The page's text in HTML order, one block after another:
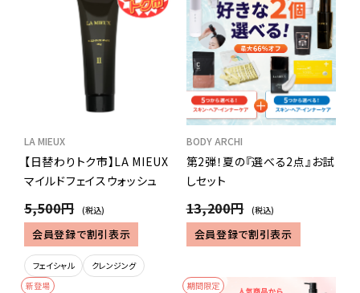
LA MIEUX
【日替わりトク市】LA MIEUX
マイルドフェイスウォッシュ
5,500円 (税込)
会員登録で割引表示
フェイシャル クレンジング
BODY ARCHI
第2弾！夏の『選べる2点』お試
しセット
13,200円 (税込)
会員登録で割引表示
新登場 期間限定